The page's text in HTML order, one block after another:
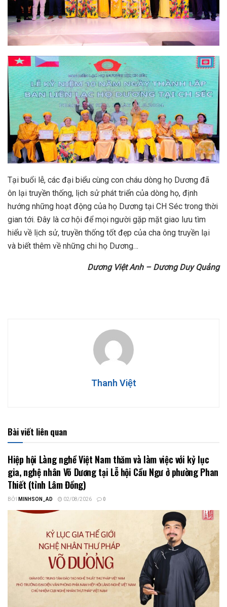
Tại buổi lễ, các đại biểu cùng con cháu dòng họ Dương đã
ôn lại truyền thống, lịch sử phát triển của dòng họ, định
hướng những hoạt động của họ Dương tại CH Séc trong thời
gian tới. Đây là cơ hội để mọi người gặp mặt giao lưu tìm
hiểu về lịch sử, truyền thống tốt đẹp của cha ông truyền lại
và biết thêm về những chi họ Dương…
Dương Việt Anh – Dương Duy Quảng
Thanh Việt
Bài viết liên quan
Hiệp hội Làng nghề Việt Nam thăm và làm việc với kỷ lục
gia, nghệ nhân Võ Dương tại Lễ hội Cầu Ngư ở phường Phan
Thiết (tỉnh Lâm Đồng)
BỞI MINHSON_AD 02/08/2026 0